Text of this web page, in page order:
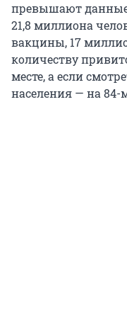
превышают
21,8 миллиона
вакцины, 17
количеству
месте, а если
населения — на 84-